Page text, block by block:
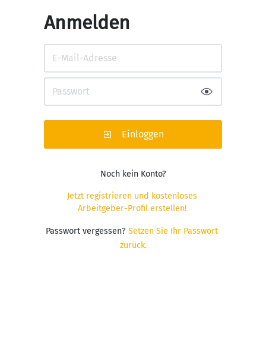
Anmelden
Einloggen
Noch kein Konto?
Jetzt registrieren und kostenloses
Arbeitgeber-Profil erstellen!
Passwort vergessen? Setzen Sie Ihr Passwort
zurück.